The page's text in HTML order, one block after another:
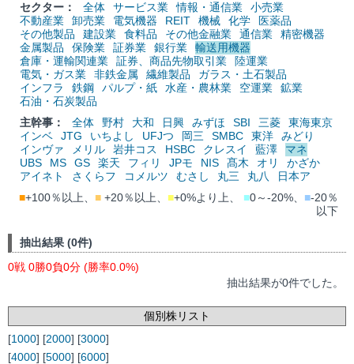
セクター：
全体 サービス業 情報・通信業
小売業
不動産業
卸売業 電気機器 REIT 機械 化学
医薬品
その他製品
建設業 食料品 その他金融業 通信業
精密機器
金属製品
保険業 証券業 銀行業
輸送用機器
倉庫・運輸関連業
証券、商品先物取引業
陸運業
電気・ガス業
非鉄金属 繊維製品
ガラス・土石製品
インフラ
鉄鋼 パルプ・紙 水産・農林業 空運業
鉱業
石油・石炭製品
主幹事：
全体 野村 大和 日興 みずほ SBI 三菱
東海東京
インベ
JTG いちよし UFJつ 岡三 SMBC 東洋
みどり
インヴァ
メリル 岩井コス HSBC クレスイ 藍澤
マネ
UBS
MS GS 楽天 フィリ JPモ NIS 髙木 オリ
かざか
アイネト
さくらフ コメルツ むさし 丸三 丸八
日本ア
■+100％以上、 ■ +20％以上、 ■+0%より上、 ■0～-20%、 ■-20％
以下
抽出結果 (0件)
0戦 0勝0負0分 (勝率0.0%)
抽出結果が0件でした。
個別株リスト
[1000] [2000] [3000]
[4000] [5000] [6000]